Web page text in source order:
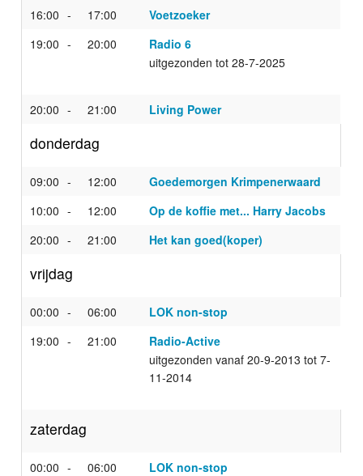
16:00
17:00
Voetzoeker
19:00
20:00
Radio 6
uitgezonden tot 28-7-2025
20:00 21:00 Living Power
donderdag
09:00 12:00
Goedemorgen Krimpenerwaard
10:00
12:00
Op de koffie met... Harry Jacobs
20:00
21:00 Het kan goed(koper)
vrijdag
00:00 06:00
LOK non-stop
19:00
21:00
Radio-Active
uitgezonden vanaf 20-9-2013 tot 7-
11-2014
zaterdag
00:00 06:00
LOK non-stop